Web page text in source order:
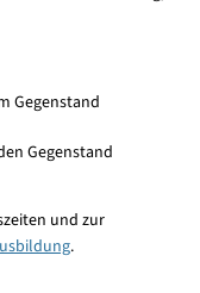
Gegenstand
Gegenstand
und zur
.